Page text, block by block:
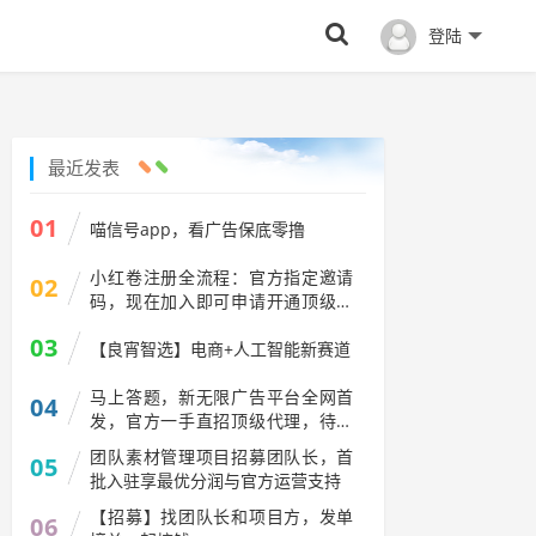
登陆
最近发表
01 喵信号app，看广告保底零撸
02
小红卷注册全流程：官方指定邀请
码，现在加入即可申请开通顶级代
03 【良宵智选】电商+人工智能新赛道
04
马上答题，新无限广告平台全网首
发，官方一手直招顶级代理，待遇
拉满
05
团队素材管理项目招募团队长，首
批入驻享最优分润与官方运营支持
06
【招募】找团队长和项目方，发单